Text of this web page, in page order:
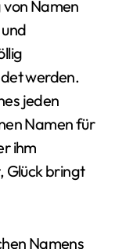
von Namen
werden.
jeden
Namen für
ihm
Glück bringt
Namens